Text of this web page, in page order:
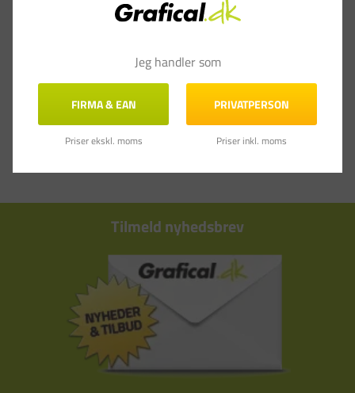
Tilmeld nyhedsbrev
Jeg handler som
FIRMA & EAN
Priser ekskl. moms
PRIVATPERSON
Priser inkl. moms